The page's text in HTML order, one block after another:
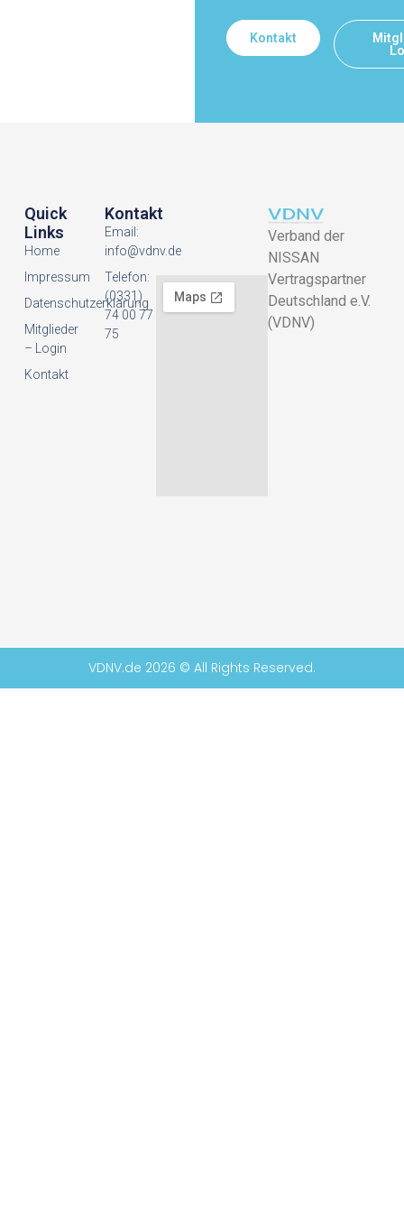
Kontakt
Verband der
NISSAN
Vertragspartner
Deutschland e.V.
(VDNV)
Quick
Links
Home
Impressum
Datenschutzerklarung
Mitglieder
– Login
Kontakt
Kontakt
Email:
info@vdnv.de
Telefon:
(0331)
74 00 77
75
VDNV.de 2026 © All Rights Reserved.